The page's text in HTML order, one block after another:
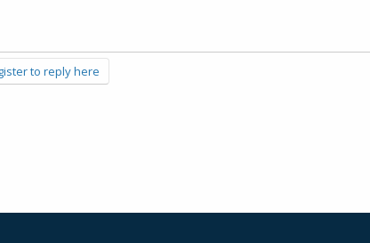
to reply here.